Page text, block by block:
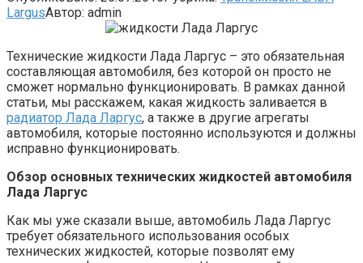
LargusАвтор: admin
Технические жидкости Лада Ларгус – это обязательная
составляющая автомобиля, без которой он просто не
сможет нормально функционировать. В рамках данной
статьи, мы расскажем, какая жидкость заливается в
радиатор Лада Ларгус, а также в другие агрегаты
автомобиля, которые постоянно используются и должны
исправно функционировать.
Обзор основных технических жидкостей автомобиля
Лада Ларгус
Как мы уже сказали выше, автомобиль Лада Ларгус
требует обязательного использования особых
технических жидкостей, которые позволят ему